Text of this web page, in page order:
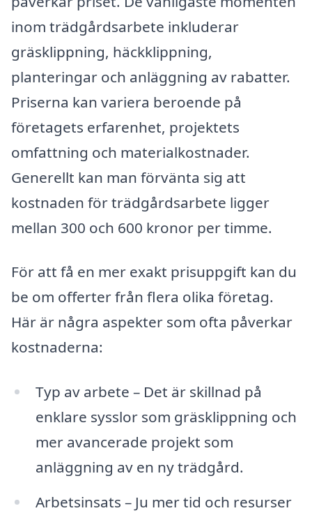
inom trädgårdsarbete inkluderar
gräsklippning, häckklippning,
planteringar och anläggning av rabatter.
Priserna kan variera beroende på
företagets erfarenhet, projektets
omfattning och materialkostnader.
Generellt kan man förvänta sig att
kostnaden för trädgårdsarbete ligger
mellan 300 och 600 kronor per timme.
För att få en mer exakt prisuppgift kan du
be om offerter från flera olika företag.
Här är några aspekter som ofta påverkar
kostnaderna:
Typ av arbete – Det är skillnad på
enklare sysslor som gräsklippning och
mer avancerade projekt som
anläggning av en ny trädgård.
Arbetsinsats – Ju mer tid och resurser